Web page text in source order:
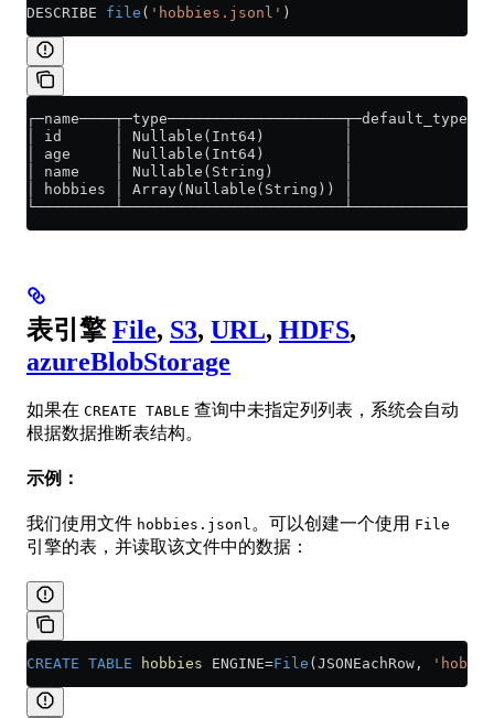
DESCRIBE file ( 'hobbies.jsonl' )
│ id      │ Nullable(Int64)         │
│ age     │ Nullable(Int64)         │
│ name    │ Nullable(String)        │
│ hobbies │ Array(Nullable(String)) │
表引擎File, S3, URL, HDFS,
azureBlobStorage
如果在 CREATE TABLE 查询中未指定列列表，系统会自动
根据数据推断表结构。
示例：
我们使用文件 hobbies.jsonl 。可以创建一个使用 File
引擎的表，并读取该文件中的数据：
CREATE TABLE hobbies ENGINE=File (JSONEachRow,